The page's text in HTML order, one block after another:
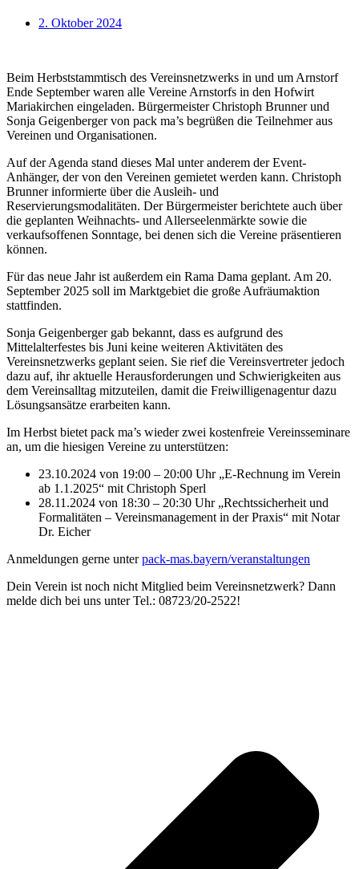
2. Oktober 2024
Beim Herbststammtisch des Vereinsnetzwerks in und um Arnstorf
Ende September waren alle Vereine Arnstorfs in den Hofwirt
Mariakirchen eingeladen. Bürgermeister Christoph Brunner und
Sonja Geigenberger von pack ma’s begrüßen die Teilnehmer aus
Vereinen und Organisationen.
Auf der Agenda stand dieses Mal unter anderem der Event-
Anhänger, der von den Vereinen gemietet werden kann. Christoph
Brunner informierte über die Ausleih- und
Reservierungsmodalitäten. Der Bürgermeister berichtete auch über
die geplanten Weihnachts- und Allerseelenmärkte sowie die
verkaufsoffenen Sonntage, bei denen sich die Vereine präsentieren
können.
Für das neue Jahr ist außerdem ein Rama Dama geplant. Am 20.
September 2025 soll im Marktgebiet die große Aufräumaktion
stattfinden.
Sonja Geigenberger gab bekannt, dass es aufgrund des
Mittelalterfestes bis Juni keine weiteren Aktivitäten des
Vereinsnetzwerks geplant seien. Sie rief die Vereinsvertreter jedoch
dazu auf, ihr aktuelle Herausforderungen und Schwierigkeiten aus
dem Vereinsalltag mitzuteilen, damit die Freiwilligenagentur dazu
Lösungsansätze erarbeiten kann.
Im Herbst bietet pack ma’s wieder zwei kostenfreie Vereinsseminare
an, um die hiesigen Vereine zu unterstützen:
23.10.2024 von 19:00 – 20:00 Uhr „E-Rechnung im Verein
ab 1.1.2025“ mit Christoph Sperl
28.11.2024 von 18:30 – 20:30 Uhr „Rechtssicherheit und
Formalitäten – Vereinsmanagement in der Praxis“ mit Notar
Dr. Eicher
Anmeldungen gerne unterpack-mas.bayern/veranstaltungen
Dein Verein ist noch nicht Mitglied beim Vereinsnetzwerk? Dann
melde dich bei uns unter Tel.: 08723/20-2522!